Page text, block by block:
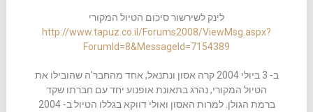
לינק לשירשור סיכום הטיול המקורי
http://www.tapuz.co.il/Forums2008/ViewMsg.aspx?
ForumId=8&MessageId=7154389
ב- 3 ביולי 2004 קרה אסון ונתנאל, אחד מהחבר'ה שהובילו את
הטיול המקורי, נהרג בתאונת אופנוע יחד עם חברתו שקד
ברמת הגולן. למרות האסון ואולי דווקא בגללו הטיול ב- 2004